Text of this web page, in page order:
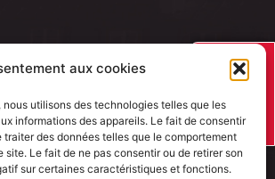
aux cookies
utilisons des technologies telles que les
informations des appareils. Le fait de consentir
des données telles que le comportement
Le fait de ne pas consentir ou de retirer son
sur certaines caractéristiques et fonctions.
J’AI UN
PROJET